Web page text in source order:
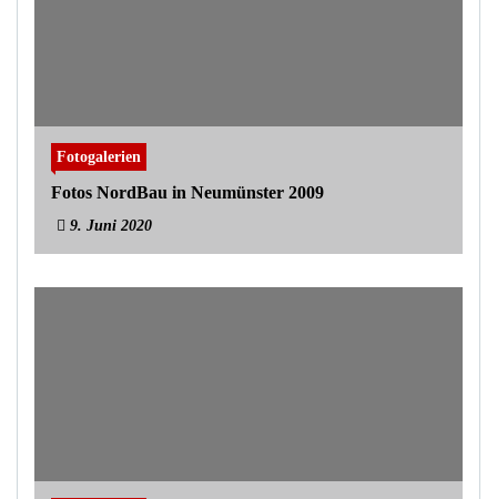
Fotogalerien
Fotos NordBau in Neumünster 2009
9. Juni 2020